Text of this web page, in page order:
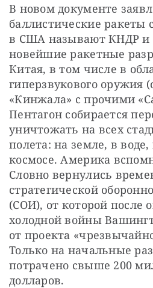
В новом документе
баллистические ракеты
в США называют КНДР и
новейшие ракетные
Китая, в том числе в
гиперзвукового оружия
«Кинжала» с прочими
Пентагон собирается
уничтожать на всех
полета: на земле, в
космосе. Америка
Словно вернулись
стратегической
(СОИ), от которой после
холодной войны
от проекта
Только на начальные
потрачено свыше 200
долларов.